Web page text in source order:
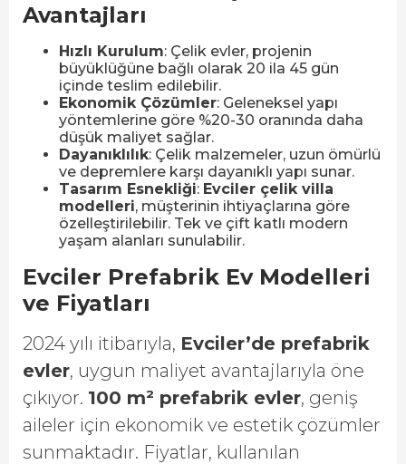
Avantajları
Hızlı Kurulum: Çelik evler, projenin
büyüklüğüne bağlı olarak 20 ila 45 gün
içinde teslim edilebilir.
Ekonomik Çözümler: Geleneksel yapı
yöntemlerine göre %20-30 oranında daha
düşük maliyet sağlar.
Dayanıklılık: Çelik malzemeler, uzun ömürlü
ve depremlere karşı dayanıklı yapı sunar.
Tasarım Esnekliği: Evciler çelik villa
modelleri, müşterinin ihtiyaçlarına göre
özelleştirilebilir. Tek ve çift katlı modern
yaşam alanları sunulabilir.
Evciler Prefabrik Ev Modelleri
ve Fiyatları
2024 yılı itibarıyla, Evciler’de prefabrik
evler, uygun maliyet avantajlarıyla öne
çıkıyor. 100 m² prefabrik evler, geniş
aileler için ekonomik ve estetik çözümler
sunmaktadır. Fiyatlar, kullanılan